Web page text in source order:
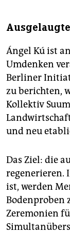
Ángel Kú ist
Umdenken
Berliner
zu berichten,
Kollektiv
und neu
Das Ziel: die
regenerieren.
ist, werden
Bodenproben
Zeremonien